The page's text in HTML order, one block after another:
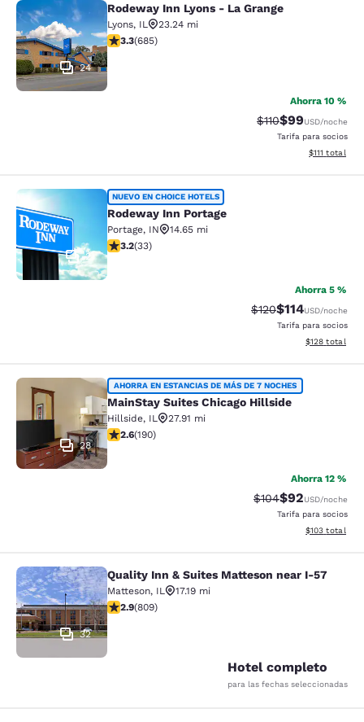
Rodeway Inn Lyons - La Grange
24
Rodeway Inn Lyons - La Grange
Lyons, IL
23.24 mi
calificación de 3.33 estrellas. Bueno. 685 reseñas
3.3(685)
Ahorra 10 %
Precio tachado:
$110Precio con
$99USD/noche
Tarifa para socios
Ver detalles
$111 total
Rodeway Inn Portage
2
NUEVO EN CHOICE HOTELS
Rodeway Inn Portage
Portage, IN
14.65 mi
calificación de 3.18 estrellas. Bueno. 33 reseñas
3.2(33)
Ahorra 5 %
Precio tachado:
$120Precio con
$114USD/noche
Tarifa para socios
Ver detalles
$128 total
MainStay Suites Chicago Hillside
28
AHORRA EN ESTANCIAS DE MÁS DE 7 NOCHES
MainStay Suites Chicago Hillside
Hillside, IL
27.91 mi
calificación de 2.62 estrellas. Feria. 190 reseñas
2.6(190)
Ahorra 12 %
Precio tachado:
$104Precio con
$92USD/noche
Tarifa para socios
Ver detalles
$103 total
Quality Inn & Suites Matteson near
32
Quality Inn & Suites Matteson near I-57
Matteson, IL
17.19 mi
calificación de 2.87 estrellas. Feria. 809 reseñas
2.9(809)
Hotel completo
para las fechas seleccionadas